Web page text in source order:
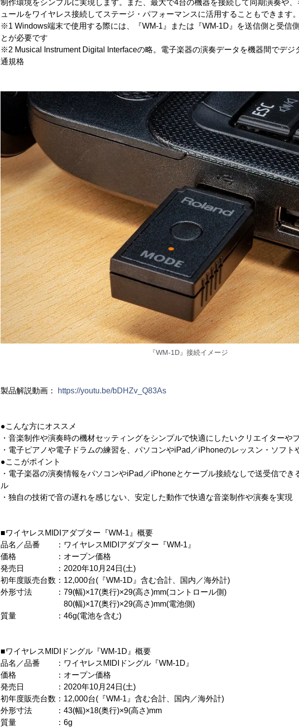
制作環境をシンプルに実現します。また、最大で4台の機器を接続して同期演奏や
ュールをワイヤレス接続してステージ・パフォーマンスに活用することもできます。
※1 Windows端末で使用する際には、『WM-1』または『WM-1D』を送信側と受信
とが必要です
※2 Musical Instrument Digital Interfaceの略。電子楽器の演奏データを機器間でデジ
通規格
『WM-1D』接続イメージ
製品解説動画： https://youtu.be/bDHZv_Q83As
●こんな方にオススメ
・音楽制作や演奏時の機材セッティングをシンプルで快適にしたいクリエイターや
・電子ピアノや電子ドラムの練習を、パソコンやiPad／iPhoneのレッスン・ソフト
●ここがポイント
・電子楽器の演奏情報をパソコンやiPad／iPhoneとケーブル接続なしで送受信でき
ル
・独自の技術で音の遅れを感じない、安定した動作で快適な音楽制作や演奏を実現
■ワイヤレスMIDIアダプター『WM-1』概要
品名／品番 ：ワイヤレスMIDIアダプター『WM-1』
価格 ：オープン価格
発売日 ：2020年10月24日(土)
初年度販売台数：12,000台(『WM-1D』含む合計、国内／海外計)
外形寸法 ：79(幅)×17(奥行)×29(高さ)mm(コントロール側)
80(幅)×17(奥行)×29(高さ)mm(電池側)
質量 ：46g(電池を含む)
■ワイヤレスMIDIドングル『WM-1D』概要
品名／品番 ：ワイヤレスMIDIドングル『WM-1D』
価格 ：オープン価格
発売日 ：2020年10月24日(土)
初年度販売台数：12,000台(『WM-1』含む合計、国内／海外計)
外形寸法 ：43(幅)×18(奥行)×9(高さ)mm
質量 ：6g